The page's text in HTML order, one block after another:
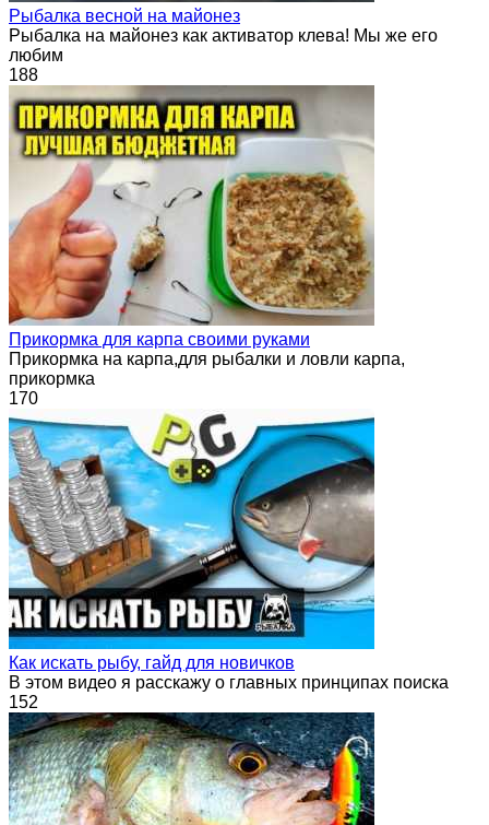
Рыбалка весной на майонез
Рыбалка на майонез как активатор клева! Мы же его
любим
188
Прикормка для карпа своими руками
Прикормка на карпа,для рыбалки и ловли карпа,
прикормка
170
Как искать рыбу, гайд для новичков
В этом видео я расскажу о главных принципах поиска
152